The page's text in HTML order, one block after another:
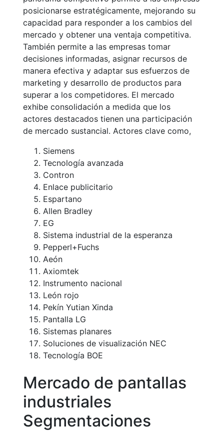
posicionarse estratégicamente, mejorando su
capacidad para responder a los cambios del
mercado y obtener una ventaja competitiva.
También permite a las empresas tomar
decisiones informadas, asignar recursos de
manera efectiva y adaptar sus esfuerzos de
marketing y desarrollo de productos para
superar a los competidores. El mercado
exhibe consolidación a medida que los
actores destacados tienen una participación
de mercado sustancial. Actores clave como,
Siemens
Tecnología avanzada
Contron
Enlace publicitario
Espartano
Allen Bradley
EG
Sistema industrial de la esperanza
Pepperl+Fuchs
Aeón
Axiomtek
Instrumento nacional
León rojo
Pekín Yutian Xinda
Pantalla LG
Sistemas planares
Soluciones de visualización NEC
Tecnología BOE
Mercado de pantallas
industriales
Segmentaciones